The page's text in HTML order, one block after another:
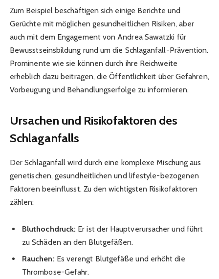
Zum Beispiel beschäftigen sich einige Berichte und
Gerüchte mit möglichen gesundheitlichen Risiken, aber
auch mit dem Engagement von Andrea Sawatzki für
Bewusstseinsbildung rund um die Schlaganfall-Prävention.
Prominente wie sie können durch ihre Reichweite
erheblich dazu beitragen, die Öffentlichkeit über Gefahren,
Vorbeugung und Behandlungserfolge zu informieren.
Ursachen und Risikofaktoren des
Schlaganfalls
Der Schlaganfall wird durch eine komplexe Mischung aus
genetischen, gesundheitlichen und lifestyle-bezogenen
Faktoren beeinflusst. Zu den wichtigsten Risikofaktoren
zählen:
Bluthochdruck: Er ist der Hauptverursacher und führt
zu Schäden an den Blutgefäßen.
Rauchen: Es verengt Blutgefäße und erhöht die
Thrombose-Gefahr.